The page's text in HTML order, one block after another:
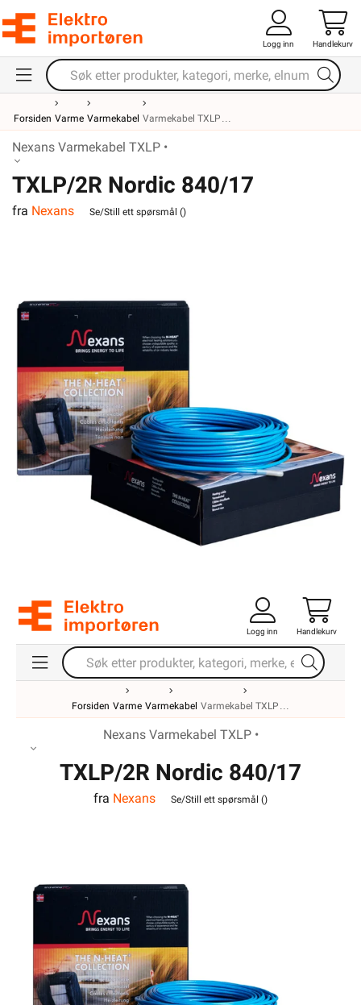
Logg inn Handlekurv
Forsiden Varme Varmekabel Varmekabel TXLP
Nexans Varmekabel TXLP •
TXLP/2R Nordic 840/17
varmekabel
fra Nexans Se/Still ett spørsmål ()
Logg inn Handlekurv
Forsiden Varme Varmekabel Varmekabel TXLP
Nexans Varmekabel TXLP •
TXLP/2R Nordic 840/17
varmekabel
fra Nexans Se/Still ett spørsmål ()